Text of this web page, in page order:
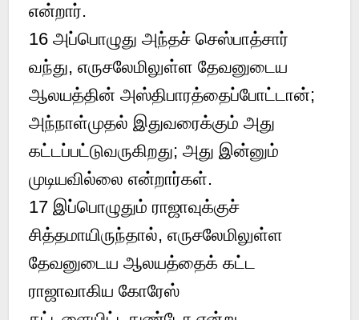
என்றார்.
16 அப்பொழுது அந்தச் செஸ்பாத்சார்
வந்து, எருசலேமிலுள்ள தேவனுடைய
ஆலயத்தின் அஸ்திபாரத்தைப்போட்டான்;
அந்நாள்முதல் இதுவரைக்கும் அது
கட்டப்பட்டுவருகிறது; அது இன்னும்
முடியவில்லை என்றார்கள்.
17 இப்பொழுதும் ராஜாவுக்குச்
சித்தமாயிருந்தால், எருசலேமிலுள்ள
தேவனுடைய ஆலயத்தைக் கட்ட
ராஜாவாகிய கோரேஸ்